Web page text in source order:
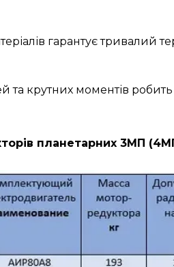
гарантує тривалий
та крутних моментів
планетарних 3МП